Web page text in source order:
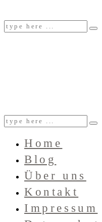
Home
Blog
Über uns
Kontakt
Impressum